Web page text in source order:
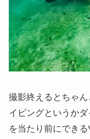
撮影終えるとちゃ
イビングというか
を当たり前にでき